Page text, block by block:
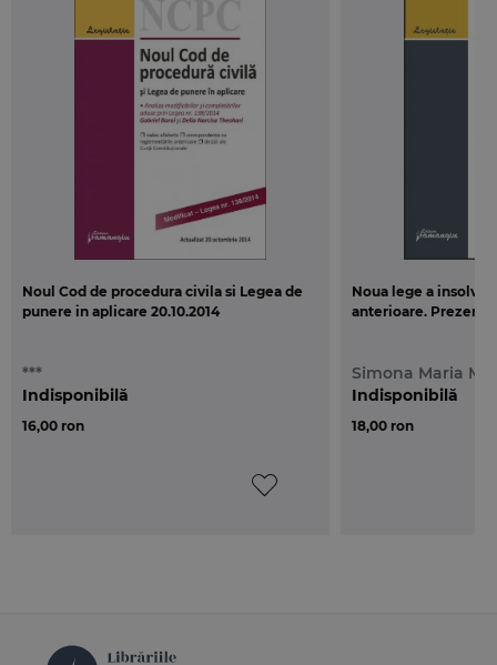
Noul Cod de procedura civila si Legea de
punere in aplicare 20.10.2014
***
16,00 ron
Indisponibilă
Noua lege a
anterioare.
Simona Maria
18,00 ron
Indisponibilă